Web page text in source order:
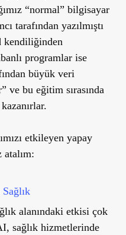
“normal” bilgisayar
tarafından yazılmıştı
kendiliğinden
programlar ise
büyük veri
ve bu eğitim sırasında
etkileyen yapay
Sağlık
alanındaki etkisi çok
sağlık hizmetlerinde